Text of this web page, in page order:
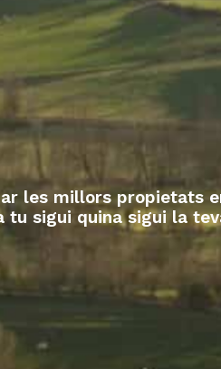
les millors propietats
sigui quina sigui la